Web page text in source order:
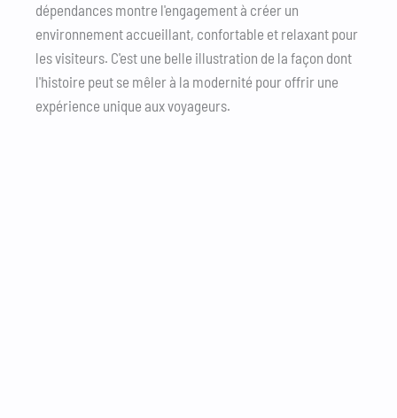
dépendances montre l'engagement à créer un
environnement accueillant, confortable et relaxant pour
les visiteurs. C'est une belle illustration de la façon dont
l'histoire peut se mêler à la modernité pour offrir une
expérience unique aux voyageurs.